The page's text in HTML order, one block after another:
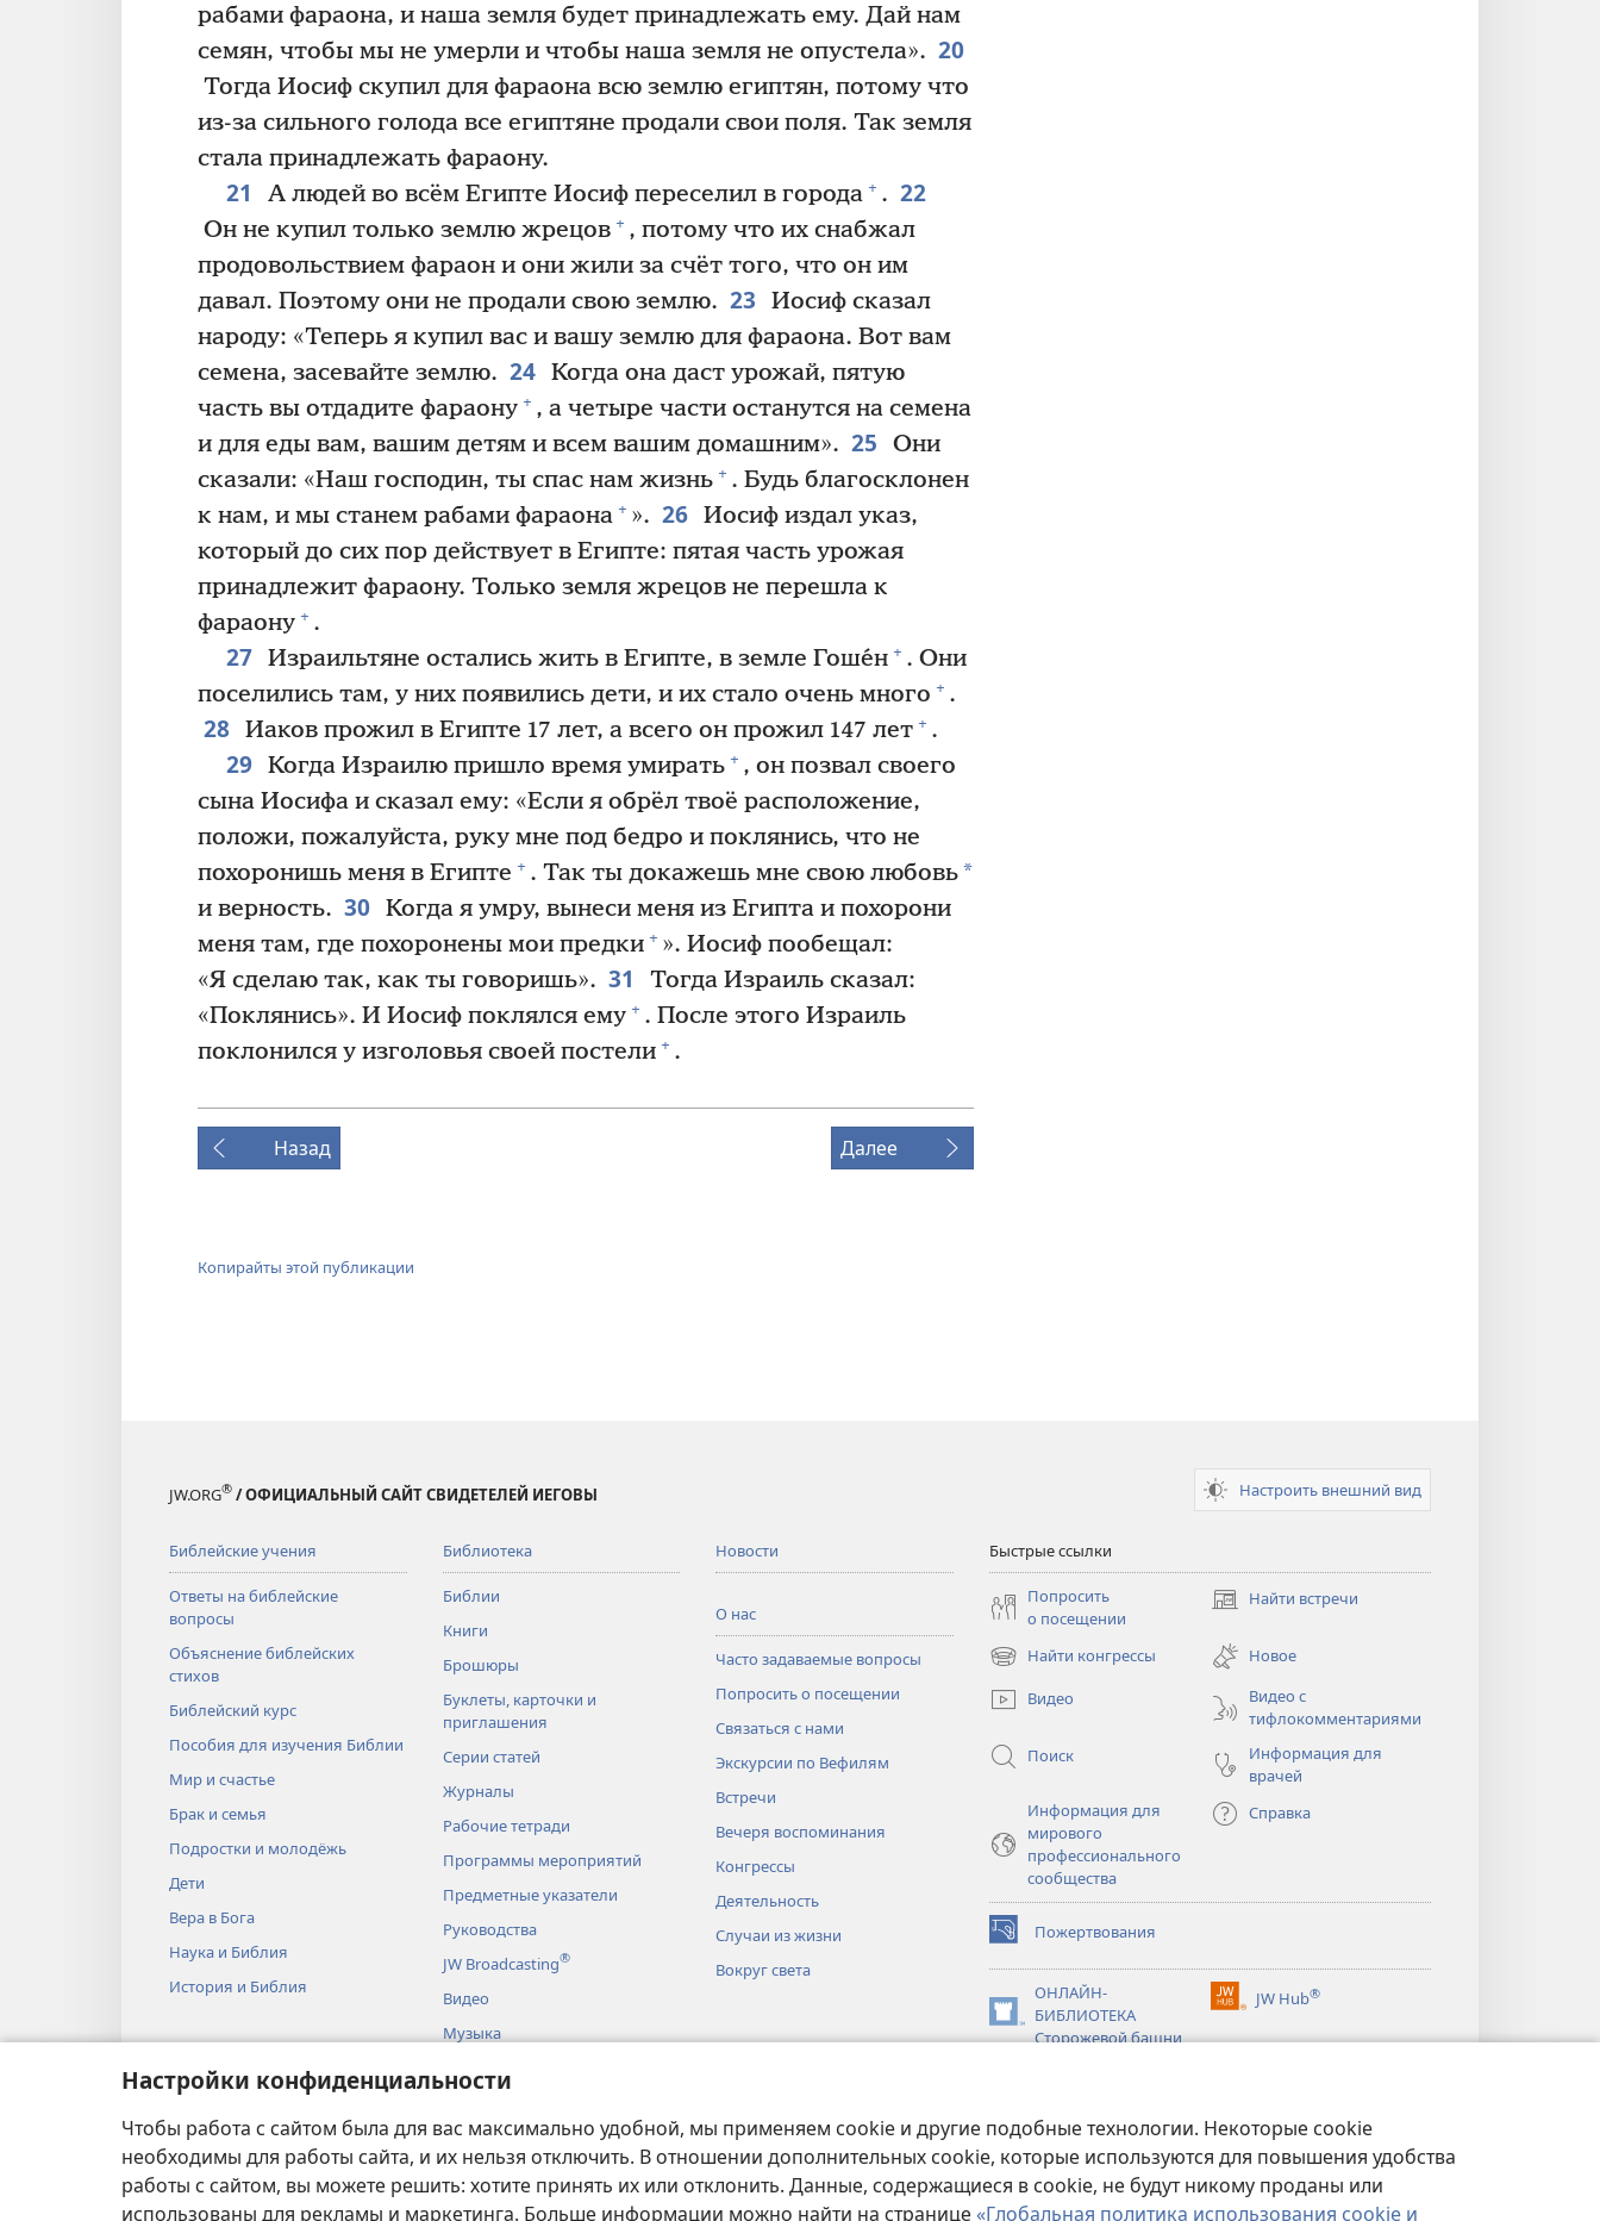
Настройки конфиденциальности
Чтобы работа с сайтом была для вас максимально удобной, мы применяем cookie и другие подобные технологии. Некоторые cookie
необходимы для работы сайта, и их нельзя отключить. В отношении дополнительных cookie, которые используются для повышения удобства
работы с сайтом, вы можете решить: хотите принять их или отклонить. Данные, содержащиеся в cookie, не будут никому проданы или
использованы для рекламы и маркетинга. Больше информации можно найти на странице «Глобальная политика использования cookie и
рабами фараона, и наша земля будет принадлежать ему. Дай нам
семян, чтобы мы не умерли и чтобы наша земля не опустела». 20
Тогда Иосиф скупил для фараона всю землю египтян, потому что
из-за сильного голода все египтяне продали свои поля. Так земля
стала принадлежать фараону.
21 А людей во всём Египте Иосиф переселил в города + . 22
Он не купил только землю жрецов + , потому что их снабжал
продовольствием фараон и они жили за счёт того, что он им
давал. Поэтому они не продали свою землю. 23
Иосиф сказал
народу: «Теперь я купил вас и вашу землю для фараона. Вот вам
семена, засевайте землю. 24 Когда она даст урожай, пятую
часть вы отдадите фараону + , а четыре части останутся на семена
и для еды вам, вашим детям и всем вашим домашним». 25
Они
сказали: «Наш господин, ты спас нам жизнь + . Будь благосклонен
к нам, и мы станем рабами фараона + ». 26 Иосиф издал указ,
который до сих пор действует в Египте: пятая часть урожая
принадлежит фараону. Только земля жрецов не перешла к
фараону + .
27 Израильтяне остались жить в Египте, в земле Гоше́н + . Они
поселились там, у них появились дети, и их стало очень много + .
28 Иаков прожил в Египте 17 лет, а всего он прожил 147 лет + .
29 Когда Израилю пришло время умирать + , он позвал своего
сына Иосифа и сказал ему: «Если я обрёл твоё расположение,
положи, пожалуйста, руку мне под бедро и поклянись, что не
похоронишь меня в Египте + . Так ты докажешь мне свою любовь*
и верность. 30 Когда я умру, вынеси меня из Египта и похорони
меня там, где похоронены мои предки + ». Иосиф пообещал:
«Я сделаю так, как ты говоришь». 31
Тогда Израиль сказал:
«Поклянись». И Иосиф поклялся ему + . После этого Израиль
поклонился у изголовья своей постели + .
Назад Далее
Копирайты этой публикации
JW.ORG® / ОФИЦИАЛЬНЫЙ САЙТ СВИДЕТЕЛЕЙ ИЕГОВЫ Настроить внешний вид
Библейские учения
Ответы на библейские
вопросы
Объяснение библейских
стихов
Библейский курс
Пособия для изучения Библии
Мир и счастье
Брак и семья
Подростки и молодёжь
Дети
Вера в Бога
Наука и Библия
История и Библия
Библиотека
Библии
Книги
Брошюры
Буклеты, карточки и
приглашения
Серии статей
Журналы
Рабочие тетради
Программы мероприятий
Предметные указатели
Руководства
JW Broadcasting®
Видео
Музыка
Библии
Новости
О нас
Часто задаваемые вопросы
Попросить о посещении
Связаться с нами
Экскурсии по Вефилям
Встречи
Вечеря воспоминания
Конгрессы
Деятельность
Случаи из жизни
Вокруг света
Быстрые ссылки
Попросить
о посещении
Найти встречи
(открывается
новом
окне)
Найти конгрессы
(открывается
в
новом
Новое
Видео
Видео с
тифлокомментариями
Поиск
Информация для
врачей
Информация для
мирового
профессионального
сообщества
Справка
Пожертвования
(открывается
в
новом
окне)
ОНЛАЙН-
БИБЛИОТЕКА
Сторожевой башни
(открывается
в
JW Hub®
(открывается